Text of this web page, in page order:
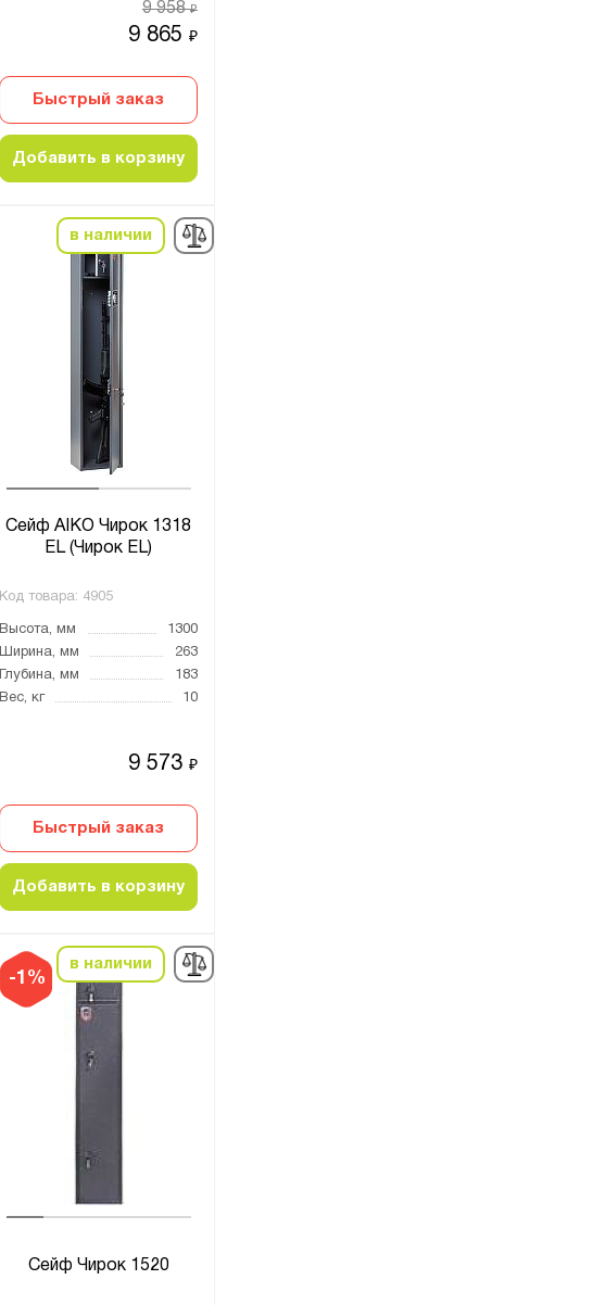
9 865 ₽
9 958₽
Быстрый заказ
Добавить в корзину
в наличии
Сейф AIKO Чирок 1318
EL (Чирок EL)
Код товара: 4905
Высота, мм
1300
Ширина, мм
263
Глубина, мм
183
Вес, кг
10
9 573 ₽
Быстрый заказ
Добавить в корзину
-1%
в наличии
Сейф Чирок 1520